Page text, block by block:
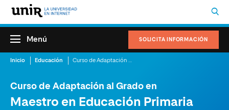
SOLICITA INFORMACIÓN
Menú
Inicio Educación
Curso de Adaptación al Grado en
Maestro en Educación Primaria